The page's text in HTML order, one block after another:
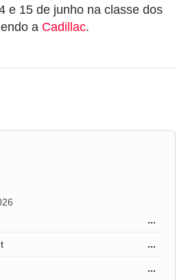
e 15 de junho na classe dos
a Cadillac.
...
...
...